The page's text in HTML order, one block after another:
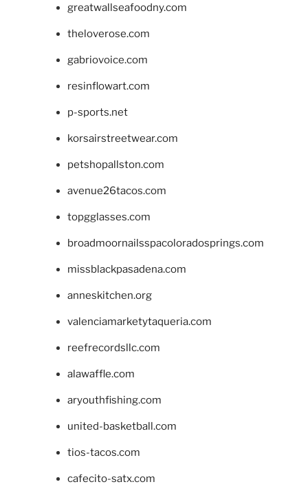
greatwallseafoodny.com
theloverose.com
gabriovoice.com
resinflowart.com
p-sports.net
korsairstreetwear.com
petshopallston.com
avenue26tacos.com
topgglasses.com
broadmoornailsspacoloradosprings.com
missblackpasadena.com
anneskitchen.org
valenciamarketytaqueria.com
reefrecordsllc.com
alawaffle.com
aryouthfishing.com
united-basketball.com
tios-tacos.com
cafecito-satx.com